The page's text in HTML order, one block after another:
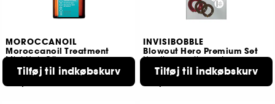
MOROCCANOIL
Moroccanoil Treatment
Mini Hair Oil
4226
139,00 KR
Tilføj til indkøbskurv
INVISIBOBBLE
Blowout Hero Premium Set
Heatless curling set
1
129,00 KR
Tilføj til indkøbskurv